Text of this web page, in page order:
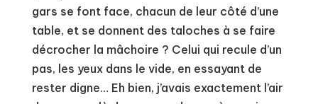
gars se font face, chacun de leur côté d’une
table, et se donnent des taloches à se faire
décrocher la mâchoire ? Celui qui recule d’un
pas, les yeux dans le vide, en essayant de
rester digne… Eh bien, j’avais exactement l’air